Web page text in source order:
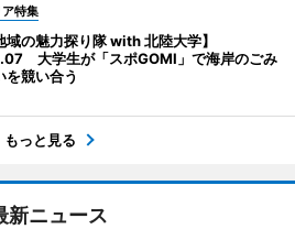
特集
域の魅力探り隊 with 北陸大学】
大学生が「スポGOMI」で海岸のごみ
を競い合う
もっと見る
新ニュース